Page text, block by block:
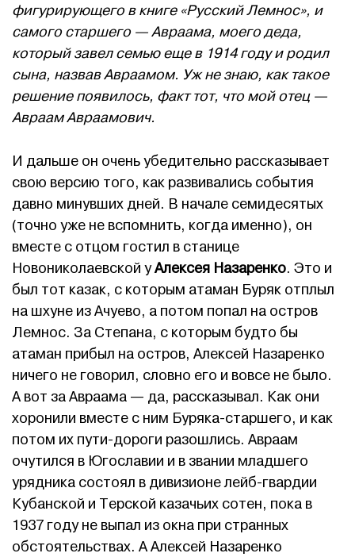
фигурирующего в книге «Русский Лемнос», и
самого старшего — Авраама, моего деда,
который завел семью еще в 1914 году и родил
сына, назвав Авраамом. Уж не знаю, как такое
решение появилось, факт тот, что мой отец —
Авраам Авраамович.
И дальше он очень убедительно рассказывает
свою версию того, как развивались события
давно минувших дней. В начале семидесятых
(точно уже не вспомнить, когда именно), он
вместе с отцом гостил в станице
Новониколаевской уАлексея Назаренко. Это и
был тот казак, с которым атаман Буряк отплыл
на шхуне из Ачуево, а потом попал на остров
Лемнос. За Степана, с которым будто бы
атаман прибыл на остров, Алексей Назаренко
ничего не говорил, словно его и вовсе не было.
А вот за Авраама — да, рассказывал. Как они
хоронили вместе с ним Буряка-старшего, и как
потом их пути-дороги разошлись. Авраам
очутился в Югославии и в звании младшего
урядника состоял в дивизионе лейб-гвардии
Кубанской и Терской казачьих сотен, пока в
1937 году не выпал из окна при странных
обстоятельствах. А Алексей Назаренко